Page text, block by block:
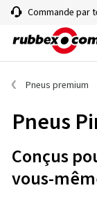
Commande par
Pneus premium
Pneus
Conçus
vous-